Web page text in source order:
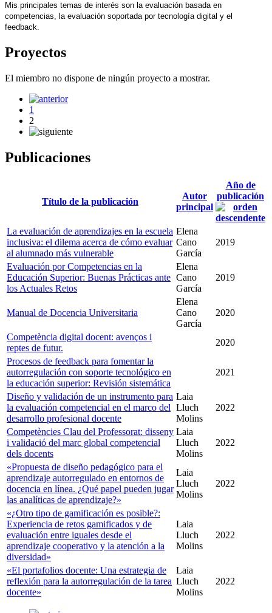
Mis principales temas de interés son la evaluación basada en
competencias, la evaluación soportada por tecnología digital y el
feedback.
Proyectos
El miembro no dispone de ningún proyecto a mostrar.
1
2
Publicaciones
Título de la publicación
Autor
principal
Año de
publicación
La evaluación de aprendizajes en la escuela
inclusiva: el dilema acerca de cómo evaluar
al alumnado más vulnerable
Elena
Cano
García
2019
Evaluación por Competencias en la
Educación Superior: Buenas Prácticas ante
los Actuales Retos
Elena
Cano
García
2019
Manual de Docencia Universitaria
Elena
Cano
García
2020
Competència digital docent: avenços i
reptes de futur.
2020
Procesos de feedback para fomentar la
autorregulación con soporte tecnológico en
la educación superior: Revisión sistemática
2021
Diseño y validación de un instrumento para
la evaluación competencial en el marco del
desarrollo profesional docente
Laia
Lluch
Molins
2022
Competències Clau del Professorat: disseny
i validació del marc global competencial
dels docents
Laia
Lluch
Molins
2022
«Propuesta de diseño pedagógico para el
aprendizaje autorregulado en entornos de
docencia en línea. ¿Qué papel pueden jugar
las analíticas de aprendizaje?»
Laia
Lluch
Molins
2022
«¿Otro tipo de gamificación es posible?:
Experiencia de retos gamificados y de
evaluación entre iguales desde el
aprendizaje cooperativo y la atención a la
diversidad»
Laia
Lluch
Molins
2022
«El portafolios docente: Una estrategia de
reflexión para la autorregulación de la tarea
docente»
Laia
Lluch
Molins
2022